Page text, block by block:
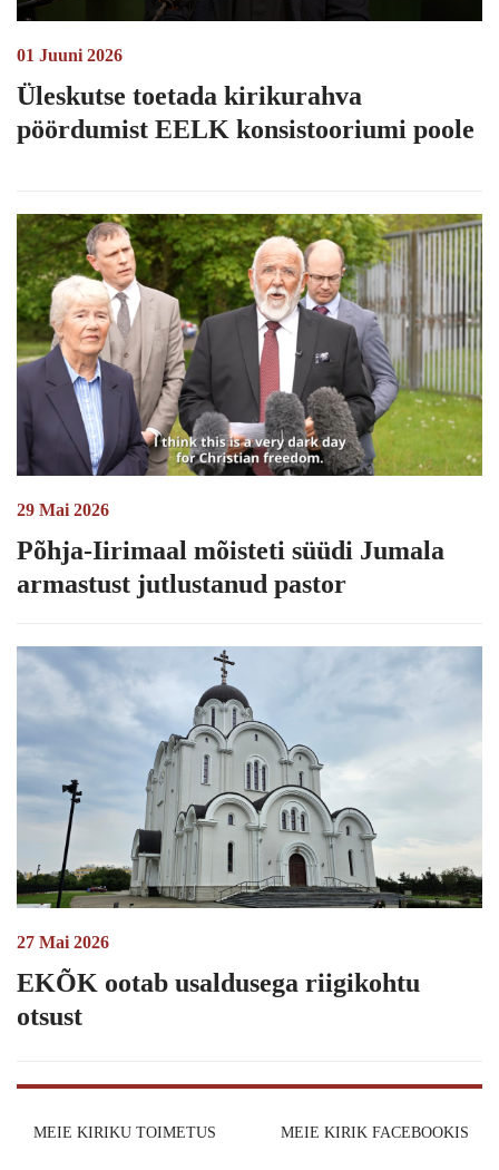
01 Juuni 2026
Üleskutse toetada kirikurahva
pöördumist EELK konsistooriumi poole
29 Mai 2026
Põhja-Iirimaal mõisteti süüdi Jumala
armastust jutlustanud pastor
27 Mai 2026
EKÕK ootab usaldusega riigikohtu
otsust
MEIE KIRIKU TOIMETUS MEIE KIRIK FACEBOOKIS